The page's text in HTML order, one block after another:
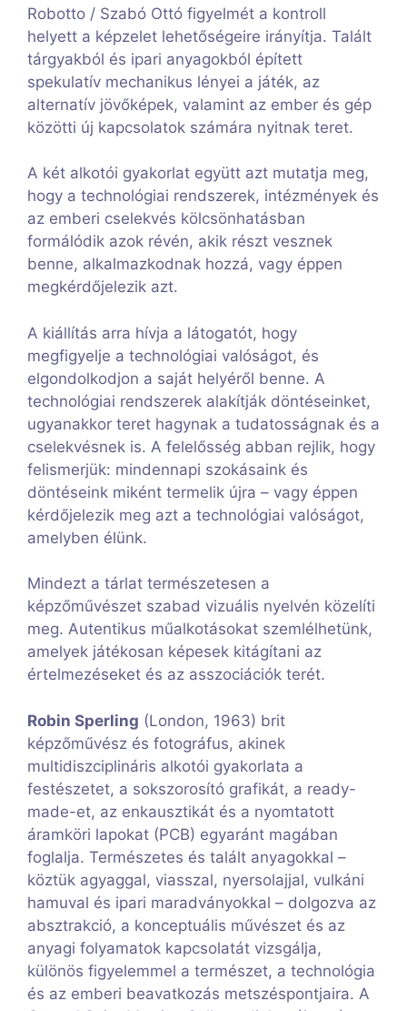
Robotto / Szabó Ottó figyelmét a kontroll
helyett a képzelet lehetőségeire irányítja. Talált
tárgyakból és ipari anyagokból épített
spekulatív mechanikus lényei a játék, az
alternatív jövőképek, valamint az ember és gép
közötti új kapcsolatok számára nyitnak teret.
A két alkotói gyakorlat együtt azt mutatja meg,
hogy a technológiai rendszerek, intézmények és
az emberi cselekvés kölcsönhatásban
formálódik azok révén, akik részt vesznek
benne, alkalmazkodnak hozzá, vagy éppen
megkérdőjelezik azt.
A kiállítás arra hívja a látogatót, hogy
megfigyelje a technológiai valóságot, és
elgondolkodjon a saját helyéről benne. A
technológiai rendszerek alakítják döntéseinket,
ugyanakkor teret hagynak a tudatosságnak és a
cselekvésnek is. A felelősség abban rejlik, hogy
felismerjük: mindennapi szokásaink és
döntéseink miként termelik újra – vagy éppen
kérdőjelezik meg azt a technológiai valóságot,
amelyben élünk.
Mindezt a tárlat természetesen a
képzőművészet szabad vizuális nyelvén közelíti
meg. Autentikus műalkotásokat szemlélhetünk,
amelyek játékosan képesek kitágítani az
értelmezéseket és az asszociációk terét.
Robin Sperling (London, 1963) brit
képzőművész és fotográfus, akinek
multidiszciplináris alkotói gyakorlata a
festészetet, a sokszorosító grafikát, a ready-
made-et, az enkausztikát és a nyomtatott
áramköri lapokat (PCB) egyaránt magában
foglalja. Természetes és talált anyagokkal –
köztük agyaggal, viasszal, nyersolajjal, vulkáni
hamuval és ipari maradványokkal – dolgozva az
absztrakció, a konceptuális művészet és az
anyagi folyamatok kapcsolatát vizsgálja,
különös figyelemmel a természet, a technológia
és az emberi beavatkozás metszéspontjaira. A